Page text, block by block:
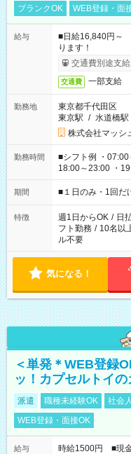
ブランクOK WEB登録・面
給与
■日給16,840円～
ります！
交通費別途支給
交通費 一部支給
勤務地
東京都千代田区
東京駅 / 水道橋駅
株式会社マッシ
勤務時間
■シフト例 ・
18:00～23:00 ・
etc ★最短で3時間で5,120円のお仕事から 15時間で2万円近く稼
げるお仕事も！ ご希望のお時間に合わせてご紹介！ ※シフトは
ください！
期間 ■１日のみ・1回だ
特徴 週1日からOK / 日
フト勤務 / 10名以
ル不要
気になる！
＜単発＊WEB登録
ッ！カプセルトイの
派遣 職種未経験OK 社会
WEB登録・面接OK
給与
時給1500円 ■現金